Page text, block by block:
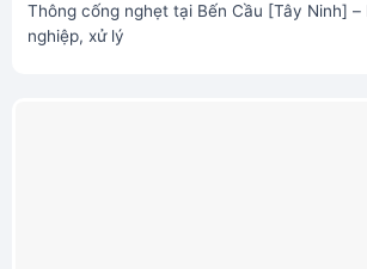
Thông cống nghẹt tại Bến Cầu [Tây Ninh]
nghiệp, xử lý